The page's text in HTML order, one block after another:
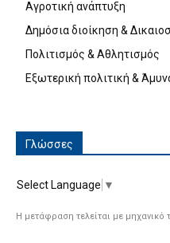
Αγροτική ανάπτυξη
Δημόσια διοίκηση &
Πολιτισμός & Αθλητισμός
Εξωτερική πολιτική &
Γλώσσες
Select Language ▼
Η μετάφραση τελείται με μηχανικό